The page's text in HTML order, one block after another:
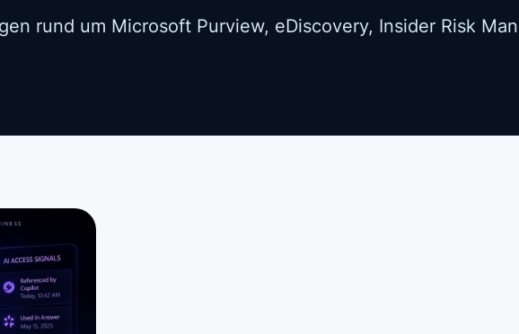
rund um Microsoft Purview, eDiscovery, Insider Risk